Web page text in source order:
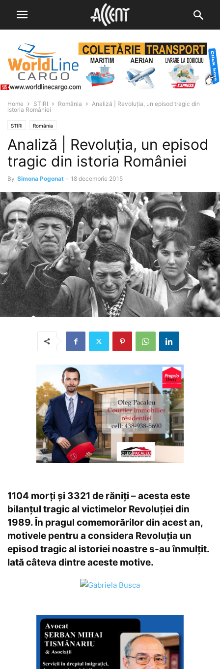
Home STIRI România
Analiză | Revoluția, un episod tragic din
istoria României
STIRI România
Analiză | Revoluția, un episod
tragic din istoria României
By Simona Pogonat - 18 decembrie 2015
1104 morți și 3321 de răniți – acesta este
bilanțul tragic al victimelor Revoluției din
1989. În pragul comemorărilor din acest an,
motivele pentru a considera Revoluția un
episod tragic al istoriei noastre s-au înmulțit.
Iată câteva dintre aceste motive.